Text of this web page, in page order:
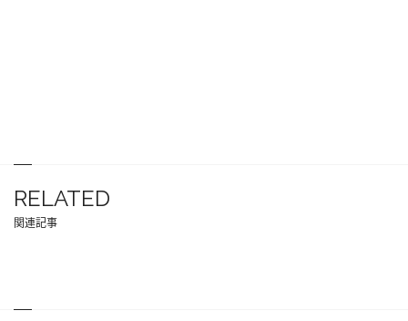
RELATED
関連記事